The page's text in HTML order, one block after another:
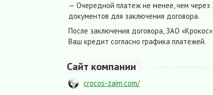
— Очередной платеж не менее, чем
документов для заключения договора.
После заключения договора, ЗАО
Ваш кредит согласно графика платежей.
Сайт компании
crocos-zaim.com/